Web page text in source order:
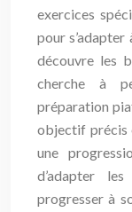
exercices
pour s’adapter
découvre les
cherche à
préparation
objectif précis
une
d’adapter
progresser à